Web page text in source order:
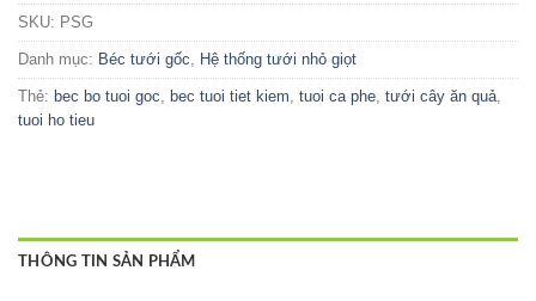
SKU: PSG
Danh mục: Béc tưới gốc Hệ thống tưới nhỏ giọt
Thẻ: bec bo tuoi goc bec tuoi tiet kiem tuoi ca phe tưới cây ăn quả
tuoi ho tieu
THÔNG TIN SẢN PHẨM